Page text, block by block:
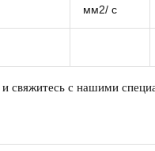
мм2/ с
и свяжитесь с нашими